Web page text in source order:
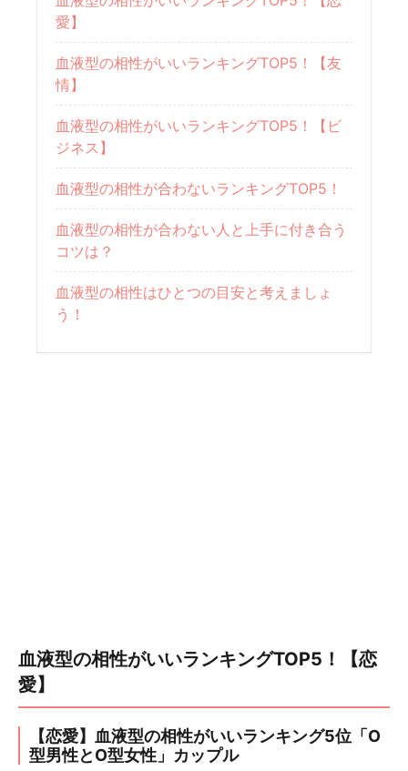
愛】
血液型の相性がいいランキングTOP5！【友
情】
血液型の相性がいいランキングTOP5！【ビ
ジネス】
血液型の相性が合わないランキングTOP5！
血液型の相性が合わない人と上手に付き合う
コツは？
血液型の相性はひとつの目安と考えましょ
う！
血液型の相性がいいランキングTOP5！【恋
愛】
【恋愛】血液型の相性がいいランキング5位「O
型男性とO型女性」カップル